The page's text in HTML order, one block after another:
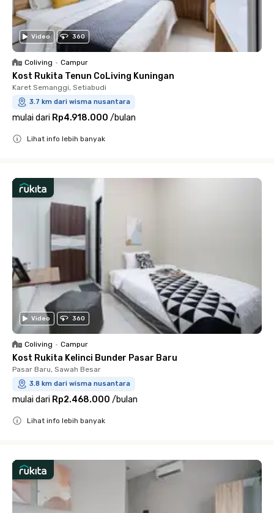
Video 360
Coliving • Campur
Kost Rukita Tenun CoLiving Kuningan
Karet Semanggi, Setiabudi
3.7 km dari wisma nusantara
mulai dari Rp4.918.000 /bulan
Lihat info lebih banyak
Video 360
Coliving • Campur
Kost Rukita Kelinci Bunder Pasar Baru
Pasar Baru, Sawah Besar
3.8 km dari wisma nusantara
mulai dari Rp2.468.000 /bulan
Lihat info lebih banyak